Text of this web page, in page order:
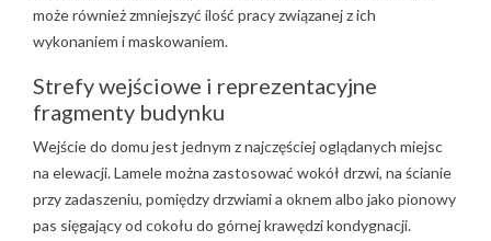
może również zmniejszyć ilość pracy związanej z ich
wykonaniem i maskowaniem.
Strefy wejściowe i reprezentacyjne
fragmenty budynku
Wejście do domu jest jednym z najczęściej oglądanych miejsc
na elewacji. Lamele można zastosować wokół drzwi, na ścianie
przy zadaszeniu, pomiędzy drzwiami a oknem albo jako pionowy
pas sięgający od cokołu do górnej krawędzi kondygnacji.